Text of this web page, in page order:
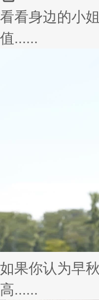
看看身边的小
值......
如果你认为早
高......